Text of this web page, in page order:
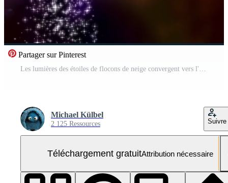
Partager sur Pinterest
Les lumières des étoiles de flocons de neige convergent vers l'arbre de Noël avec un arrière-plan coloré bokeh Vidéo Gratuite
Michael Külbel
2 125 Ressources Suivre
Téléchargement gratuitAttribution nécessaire